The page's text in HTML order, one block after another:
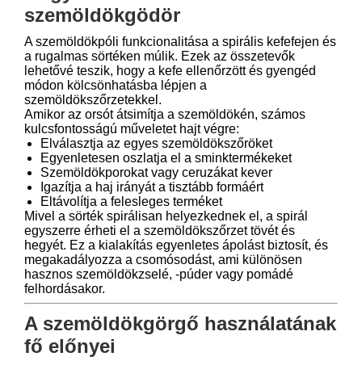
szemöldökgödör
A szemöldökpóli funkcionalitása a spirális kefefejen és
a rugalmas sörtéken múlik. Ezek az összetevők
lehetővé teszik, hogy a kefe ellenőrzött és gyengéd
módon kölcsönhatásba lépjen a
szemöldökszőrzetekkel.
Amikor az orsót átsimítja a szemöldökén, számos
kulcsfontosságú műveletet hajt végre:
Elválasztja az egyes szemöldökszőröket
Egyenletesen oszlatja el a sminktermékeket
Szemöldökporokat vagy ceruzákat kever
Igazítja a haj irányát a tisztább formáért
Eltávolítja a felesleges terméket
Mivel a sörték spirálisan helyezkednek el, a spirál
egyszerre érheti el a szemöldökszőrzet tövét és
hegyét. Ez a kialakítás egyenletes ápolást biztosít, és
megakadályozza a csomósodást, ami különösen
hasznos szemöldökzselé, -púder vagy pomádé
felhordásakor.
A szemöldökgörgő használatának
fő előnyei